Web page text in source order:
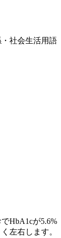
・社会生活用語
HbA1cが5.6%
左右します。